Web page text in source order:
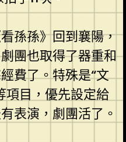
孫孫》回到襄陽，
團也取得了器重和
費了。特殊是“文
項目，優先設定給
表演，劇團活了。